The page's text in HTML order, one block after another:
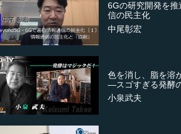
6Gの研究開発を推
信の民主化
中尾彰宏
色を消し、脂を溶
―スゴすぎる発酵
小泉武夫